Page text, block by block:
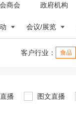
商会 政府机构
会议/展览
客户行业： 食品
播 图文直播